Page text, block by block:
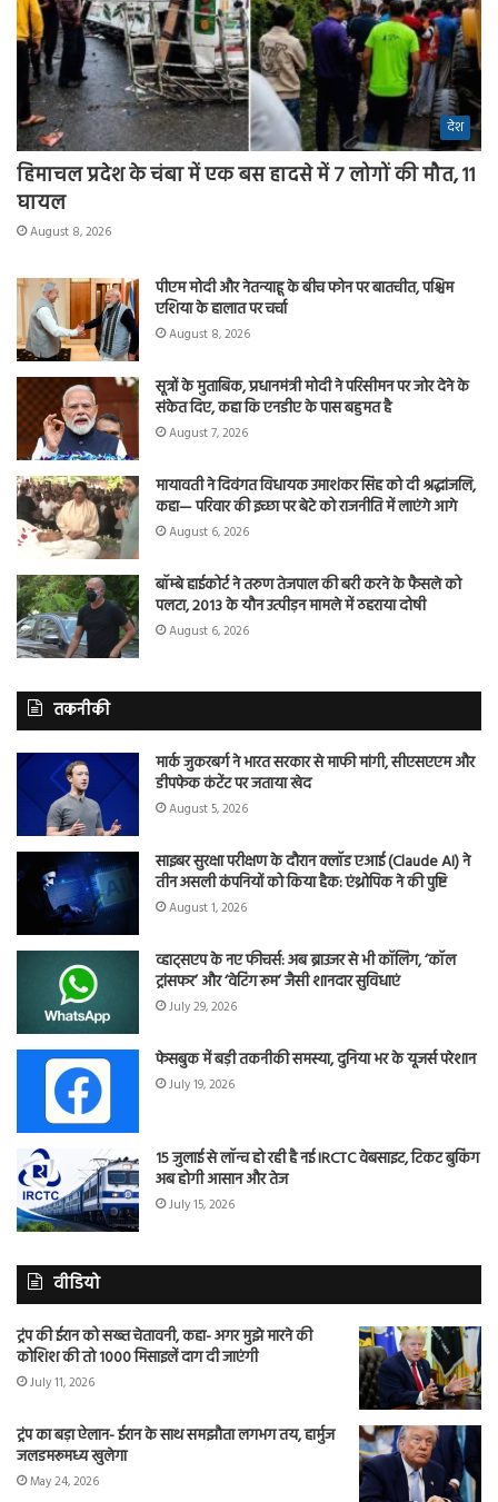
देश
हिमाचल प्रदेश के चंबा में एक बस हादसे में 7 लोगों की मौत, 11
घायल
August 8, 2026
पीएम मोदी और नेतन्याहू के बीच फोन पर बातचीत, पश्चिम
एशिया के हालात पर चर्चा
August 8, 2026
सूत्रों के मुताबिक, प्रधानमंत्री मोदी ने परिसीमन पर जोर देने के
संकेत दिए, कहा कि एनडीए के पास बहुमत है
August 7, 2026
मायावती ने दिवंगत विधायक उमाशंकर सिंह को दी श्रद्धांजलि,
कहा— परिवार की इच्छा पर बेटे को राजनीति में लाएंगे आगे
August 6, 2026
बॉम्बे हाईकोर्ट ने तरुण तेजपाल की बरी करने के फैसले को
पलटा, 2013 के यौन उत्पीड़न मामले में ठहराया दोषी
August 6, 2026
तकनीकी
मार्क जुकरबर्ग ने भारत सरकार से माफी मांगी, सीएसएएम और
डीपफेक कंटेंट पर जताया खेद
August 5, 2026
साइबर सुरक्षा परीक्षण के दौरान क्लॉड एआई (Claude AI) ने
तीन असली कंपनियों को किया हैक: एंथ्रोपिक ने की पुष्टि
August 1, 2026
व्हाट्सएप के नए फीचर्स: अब ब्राउजर से भी कॉलिंग, ‘कॉल
ट्रांसफर’ और ‘वेटिंग रूम’ जैसी शानदार सुविधाएं
July 29, 2026
फेसबुक में बड़ी तकनीकी समस्या, दुनिया भर के यूजर्स परेशान
July 19, 2026
15 जुलाई से लॉन्च हो रही है नई IRCTC वेबसाइट, टिकट बुकिंग
अब होगी आसान और तेज
July 15, 2026
वीडियो
ट्रंप की ईरान को सख्त चेतावनी, कहा- अगर मुझे मारने की
कोशिश की तो 1000 मिसाइलें दाग दी जाएंगी
July 11, 2026
ट्रंप का बड़ा ऐलान- ईरान के साथ समझौता लगभग तय, हार्मुज
जलडमरूमध्य खुलेगा
May 24, 2026